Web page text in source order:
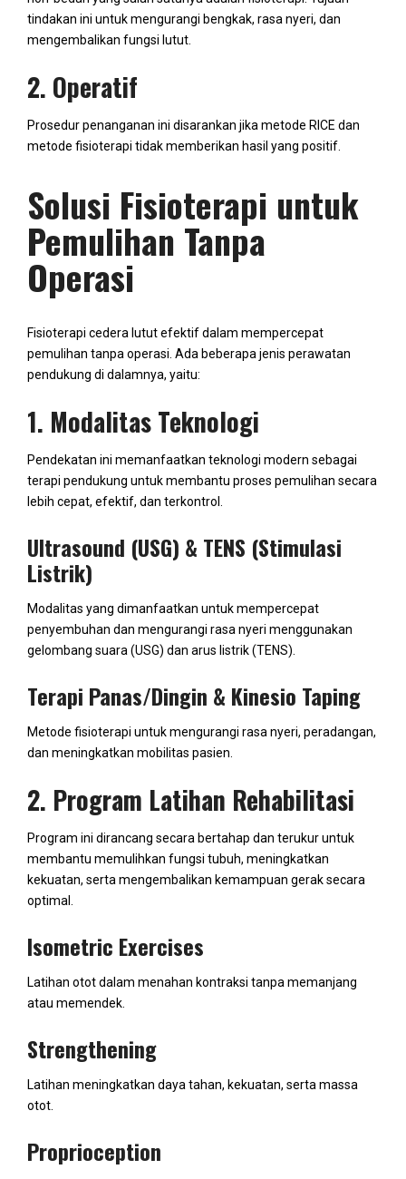
tindakan ini untuk mengurangi bengkak, rasa nyeri, dan
mengembalikan fungsi lutut.
2. Operatif
Prosedur penanganan ini disarankan jika metode RICE dan
metode fisioterapi tidak memberikan hasil yang positif.
Solusi Fisioterapi untuk
Pemulihan Tanpa
Operasi
Fisioterapi cedera lutut efektif dalam mempercepat
pemulihan tanpa operasi. Ada beberapa jenis perawatan
pendukung di dalamnya, yaitu:
1. Modalitas Teknologi
Pendekatan ini memanfaatkan teknologi modern sebagai
terapi pendukung untuk membantu proses pemulihan secara
lebih cepat, efektif, dan terkontrol.
Ultrasound (USG) & TENS (Stimulasi
Listrik)
Modalitas yang dimanfaatkan untuk mempercepat
penyembuhan dan mengurangi rasa nyeri menggunakan
gelombang suara (USG) dan arus listrik (TENS).
Terapi Panas/Dingin & Kinesio Taping
Metode fisioterapi untuk mengurangi rasa nyeri, peradangan,
dan meningkatkan mobilitas pasien.
2. Program Latihan Rehabilitasi
Program ini dirancang secara bertahap dan terukur untuk
membantu memulihkan fungsi tubuh, meningkatkan
kekuatan, serta mengembalikan kemampuan gerak secara
optimal.
Isometric Exercises
Latihan otot dalam menahan kontraksi tanpa memanjang
atau memendek.
Strengthening
Latihan meningkatkan daya tahan, kekuatan, serta massa
otot.
Proprioception